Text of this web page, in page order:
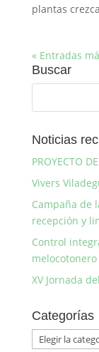
plantas
« Entradas
Buscar
Noticias
PROYECTO
Vivers
Campaña de
recepción y
Control
XV Jornada
Categorías
Categorías